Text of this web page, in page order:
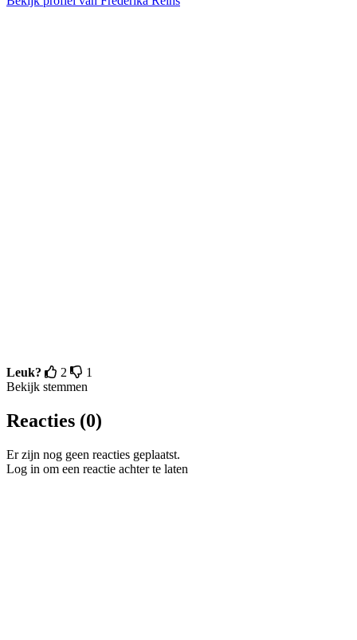
Leuk? 2
1
Bekijk stemmen
Reacties (0)
Er zijn nog geen reacties geplaatst.
Log in om een reactie achter te laten